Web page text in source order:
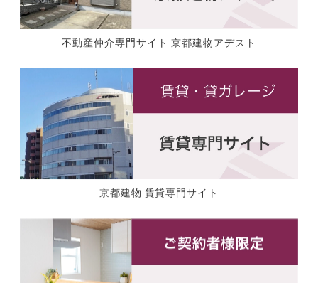
不動産仲介専門サイト 京都建物アデスト
京都建物 賃貸専門サイト